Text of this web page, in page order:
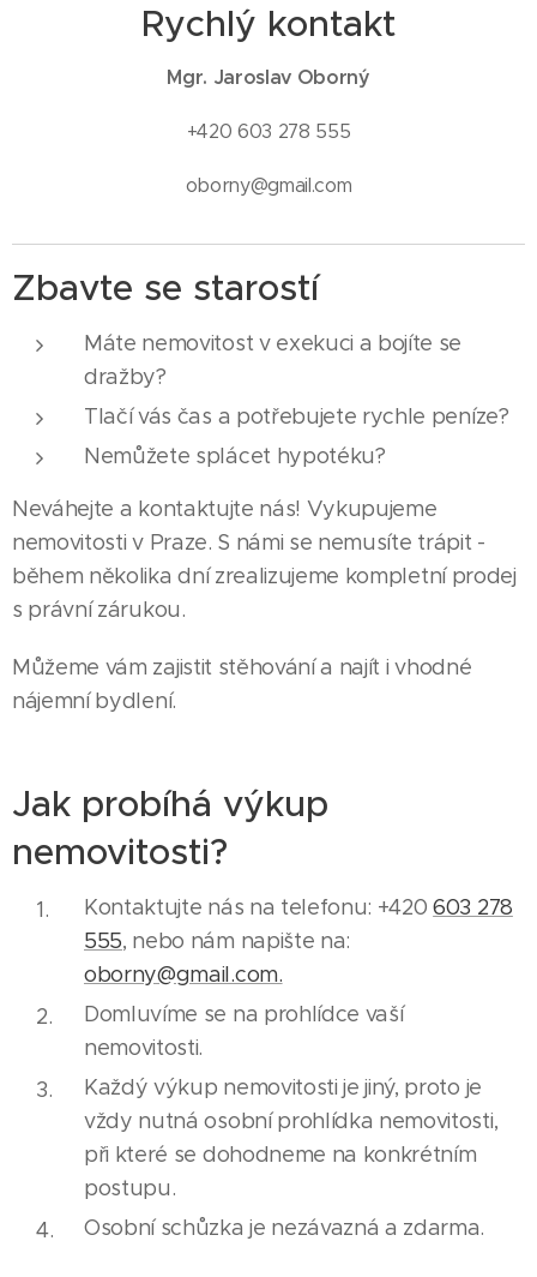
Rychlý kontakt
Mgr. Jaroslav Oborný
+420 603 278 555
oborny@gmail.com
Zbavte se starostí
Máte nemovitost v exekuci a bojíte se
dražby?
Tlačí vás čas a potřebujete rychle peníze?
Nemůžete splácet hypotéku?
Neváhejte a kontaktujte nás! Vykupujeme
nemovitosti v Praze. S námi se nemusíte trápit -
během několika dní zrealizujeme kompletní prodej
s právní zárukou.
Můžeme vám zajistit stěhování a najít i vhodné
nájemní bydlení.
Jak probíhá výkup
nemovitosti?
Kontaktujte nás na telefonu: +420603 278
555, nebo nám napište na:
oborny@gmail.com.
Domluvíme se na prohlídce vaší
nemovitosti.
Každý výkup nemovitosti je jiný, proto je
vždy nutná osobní prohlídka nemovitosti,
při které se dohodneme na konkrétním
postupu.
Osobní schůzka je nezávazná a zdarma.